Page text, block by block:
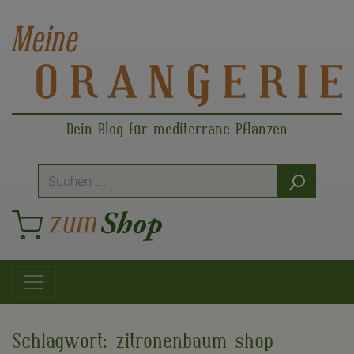
Dein Blog für mediterrane Pflanzen
Suche
nach:
Hauptnavigation
Schlagwort: zitronenbaum shop